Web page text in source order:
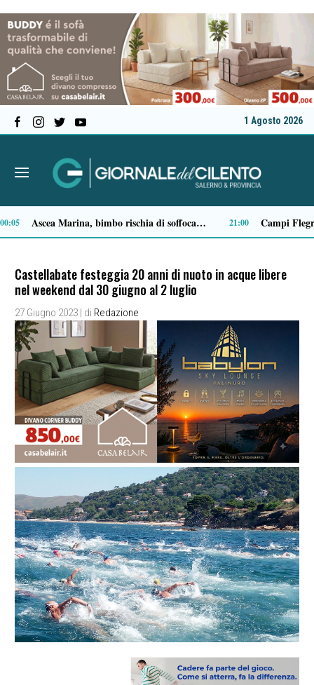
1 Agosto 2026
Milan in lutto, addio a Franco Baresi: il commosso saluto del club 13:53
Castellabate festeggia 20 anni di nuoto in acque libere
nel weekend dal 30 giugno al 2 luglio
27 Giugno 2023 | di Redazione